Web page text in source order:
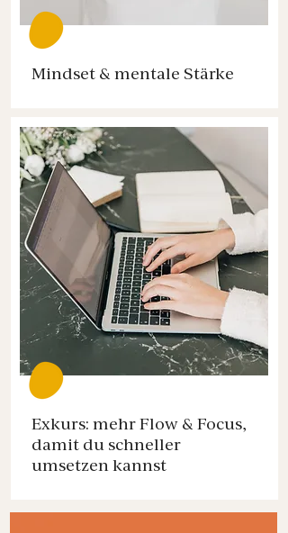
Mindset & mentale Stärke
Exkurs: mehr Flow & Focus,
damit du schneller
umsetzen kannst